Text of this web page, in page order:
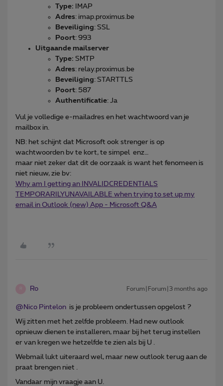
Type: IMAP
Adres: imap.proximus.be
Beveiliging: SSL
Poort: 993
Uitgaande mailserver
Type: SMTP
Adres: relay.proximus.be
Beveiliging: STARTTLS
Poort: 587
Authentificatie: Ja
Vul je volledige e-mailadres en het wachtwoord van je
mailbox in.
NB: het schijnt dat Microsoft ook strenger is op
wachtwoorden bv te kort, te simpel enz…
maar niet zeker dat dit de oorzaak is want het fenomeen is
niet nieuw, zie bv:
Why am I getting an INVALIDCREDENTIALS
TEMPORARILYUNAVAILABLE when trying to set up my
email in Outlook (new) App - Microsoft Q&A
Ro Forum|Forum|3 months ago
@Nico Pintelon is je probleem ondertussen opgelost ?
Wij zitten met het zelfde probleem. Had new outlook
opnieuw dienen te installeren, maar bij het terug instellen
er van kregen we hetzelfde te zien als bij U .
Webmail lukt uiteraard wel, maar new outlook terug aan de
praat brengen niet .
Vandaar mijn vraagje aan U.